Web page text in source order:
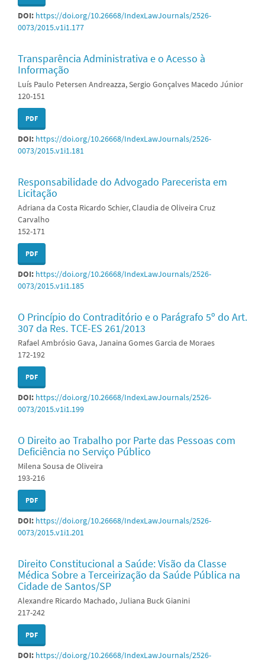
DOI: https://doi.org/10.26668/IndexLawJournals/2526-
0073/2015.v1i1.177
Transparência Administrativa e o Acesso à
Informação
Luís Paulo Petersen Andreazza, Sergio Gonçalves Macedo Júnior
120-151
PDF
DOI: https://doi.org/10.26668/IndexLawJournals/2526-
0073/2015.v1i1.181
Responsabilidade do Advogado Parecerista em
Licitação
Adriana da Costa Ricardo Schier, Claudia de Oliveira Cruz
Carvalho
152-171
PDF
DOI: https://doi.org/10.26668/IndexLawJournals/2526-
0073/2015.v1i1.185
O Princípio do Contraditório e o Parágrafo 5º do Art.
307 da Res. TCE-ES 261/2013
Rafael Ambrósio Gava, Janaina Gomes Garcia de Moraes
172-192
PDF
DOI: https://doi.org/10.26668/IndexLawJournals/2526-
0073/2015.v1i1.199
O Direito ao Trabalho por Parte das Pessoas com
Deficiência no Serviço Público
Milena Sousa de Oliveira
193-216
PDF
DOI: https://doi.org/10.26668/IndexLawJournals/2526-
0073/2015.v1i1.201
Direito Constitucional a Saúde: Visão da Classe
Médica Sobre a Terceirização da Saúde Pública na
Cidade de Santos/SP
Alexandre Ricardo Machado, Juliana Buck Gianini
217-242
PDF
DOI: https://doi.org/10.26668/IndexLawJournals/2526-